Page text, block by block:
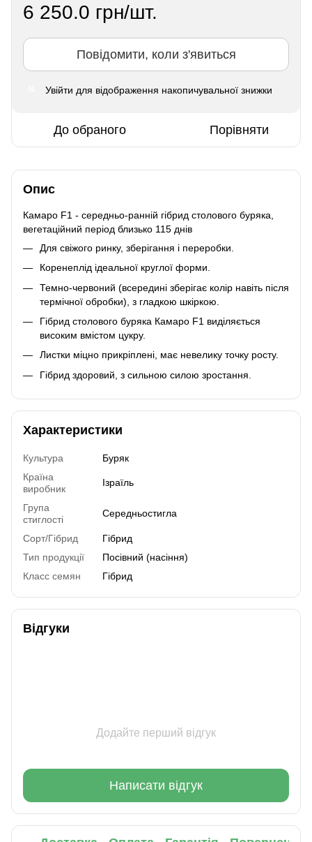
6 250.0 грн/шт.
Повідомити, коли з'явиться
Увійти для відображення накопичувальної знижки
До обраного Порівняти
Опис
Камаро F1 - середньо-ранній гібрид столового буряка,
вегетаційний період близько 115 днів
Для свіжого ринку, зберігання і переробки.
Коренеплід ідеальної круглої форми.
Темно-червоний (всередині зберігає колір навіть після
термічної обробки), з гладкою шкіркою.
Гібрид столового буряка Камаро F1 виділяється
високим вмістом цукру.
Листки міцно прикріплені, має невелику точку росту.
Гібрид здоровий, з сильною силою зростання.
Характеристики
Культура
Буряк
Країна
виробник
Ізраїль
Група
стиглості
Середньостигла
Сорт/Гібрид
Гібрид
Тип продукції
Посівний (насіння)
Класс семян
Гібрид
Відгуки
Додайте перший відгук
Написати відгук